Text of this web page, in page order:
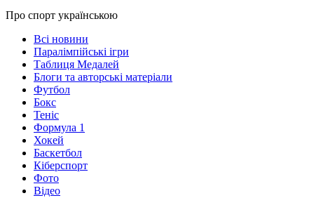
Про спорт українською
Всі новини
Паралімпійські ігри
Таблиця Медалей
Блоги та авторські матеріали
Футбол
Бокс
Теніс
Формула 1
Хокей
Баскетбол
Кіберспорт
Фото
Відео